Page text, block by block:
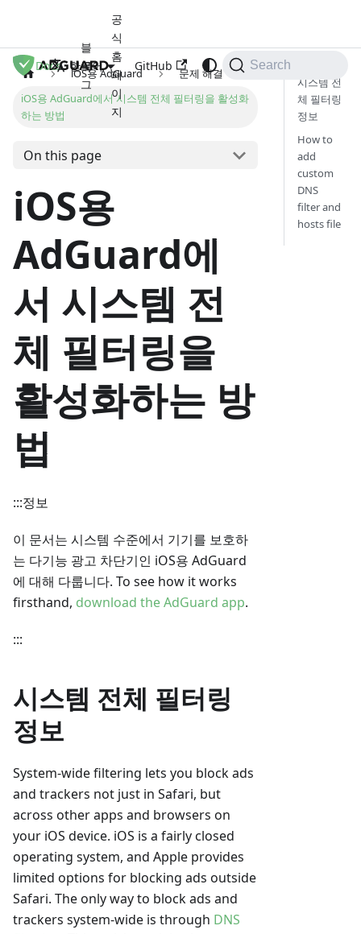
Docs
블
로
그
공
식
홈
페
이
지
한국어 GitHub Search
iOS용 AdGuard
문제 해결
iOS용 AdGuard에서 시스템 전체 필터링을 활성화
하는 방법
On this page
iOS용
AdGuard에
서 시스템 전
체 필터링을
활성화하는 방
법
:::정보
이 문서는 시스템 수준에서 기기를 보호하
는 다기능 광고 차단기인 iOS용 AdGuard
에 대해 다룹니다. To see how it works
firsthand, download the AdGuard app.
:::
시스템 전체 필터링
정보
System-wide filtering lets you block ads
and trackers not just in Safari, but
across other apps and browsers on
your iOS device. iOS is a fairly closed
operating system, and Apple provides
limited options for blocking ads outside
Safari. The only way to block ads and
trackers system-wide is through DNS
시스템 전
체 필터링
정보
How to
add
custom
DNS
filter and
hosts file